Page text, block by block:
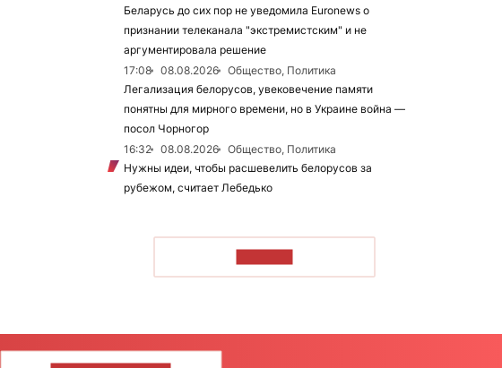
Беларусь до сих пор не уведомила Euronews о
признании телеканала "экстремистским" и не
аргументировала решение
17:08
08.08.2026
Общество, Политика
Легализация белорусов, увековечение памяти
понятны для мирного времени, но в Украине война —
посол Чорногор
16:32
08.08.2026
Общество, Политика
Нужны идеи, чтобы расшевелить белорусов за
рубежом, считает Лебедько